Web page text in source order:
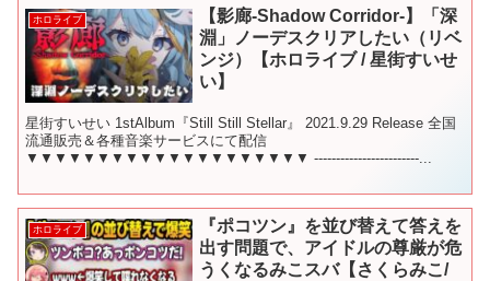
ホロライブ
【影廊-Shadow Corridor-】「深
淵」ノーデスクリアしたい（リベ
ンジ）【ホロライブ / 星街すいせ
い】
星街すいせい 1stAlbum『Still Still Stellar』 2021.9.29 Release 全国
流通販売＆各種音楽サービスにて配信
▼▼▼▼▼▼▼▼▼▼▼▼▼▼▼▼▼▼▼▼ ------------------------...
ホロライブ
『ポコツン』を並び替えて答えを
出す問題で、アイドルの尊厳が危
うくなるみこスバ【さくらみこ/